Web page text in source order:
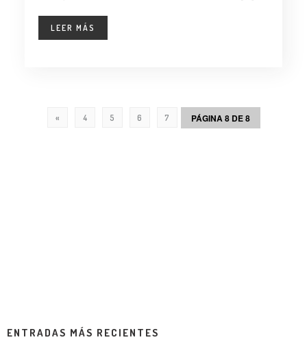
LEER MÁS
« 4 5 6 7 PÁGINA 8 DE 8
ENTRADAS MÁS RECIENTES